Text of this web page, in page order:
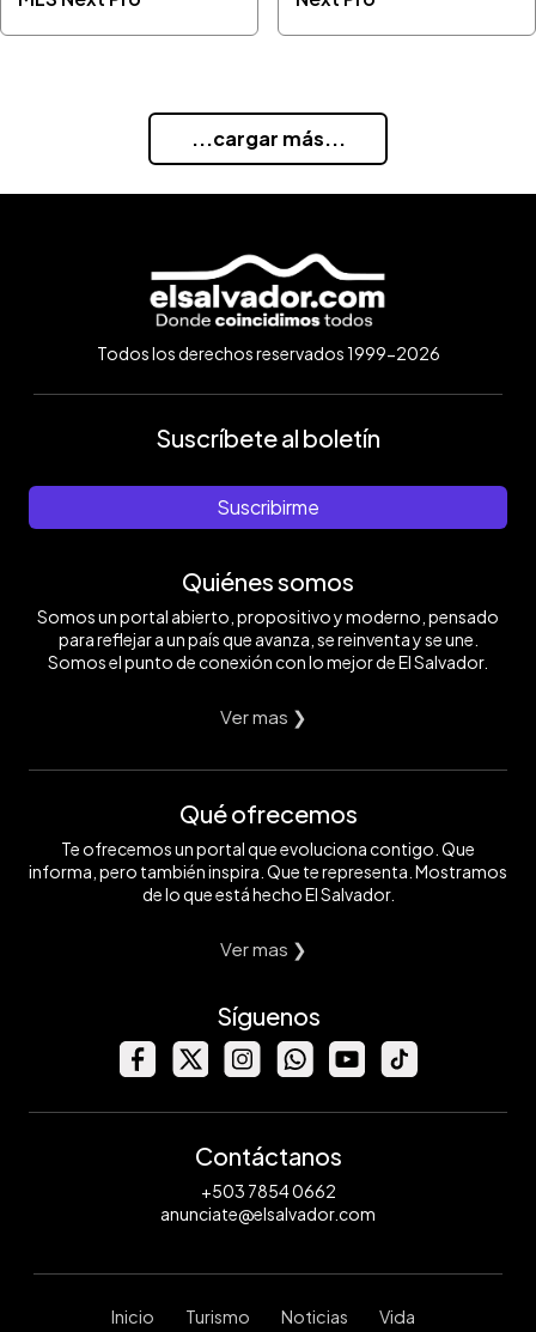
...cargar más...
Todos los derechos reservados 1999-2026
Suscríbete al boletín
Suscribirme
Quiénes somos
Somos un portal abierto, propositivo y moderno, pensado
para reflejar a un país que avanza, se reinventa y se une.
Somos el punto de conexión con lo mejor de El Salvador.
Ver mas ❯
Qué ofrecemos
Te ofrecemos un portal que evoluciona contigo. Que
informa, pero también inspira. Que te representa. Mostramos
de lo que está hecho El Salvador.
Ver mas ❯
Síguenos
Contáctanos
+503 7854 0662
anunciate@elsalvador.com
Inicio Turismo Noticias Vida